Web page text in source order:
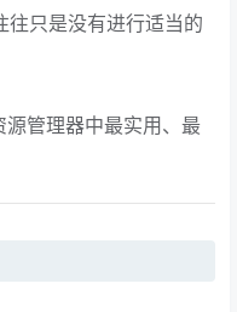
往只是没有进行适当的
管理器中最实用、最